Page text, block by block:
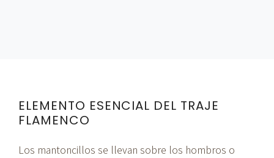
ELEMENTO ESENCIAL DEL TRAJE
FLAMENCO
Los mantoncillos se llevan sobre los hombros o